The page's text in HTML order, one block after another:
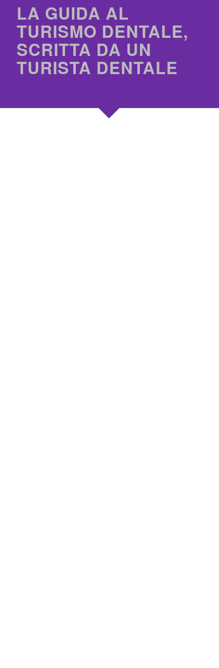
LA GUIDA AL
TURISMO DENTALE,
SCRITTA DA UN
TURISTA DENTALE